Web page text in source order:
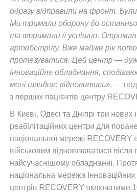
одразу відправили на фронт. Були
Ми тримали оборону до
та втримали її успішно. Отримав
артобстрілу. Вже майже рік
протезуватися. Цей центр —
інноваційне обладнання,
мені швидше відновитись», —
з перших пацієнтів центру
В Києві, Одесі та Дніпрі три нових
реабілітаційних центри для
національної мережі
військовим відновлюватися після
найсучаснішому обладнанні.
національна мережа інноваційних
центрів RECOVERY включатиме